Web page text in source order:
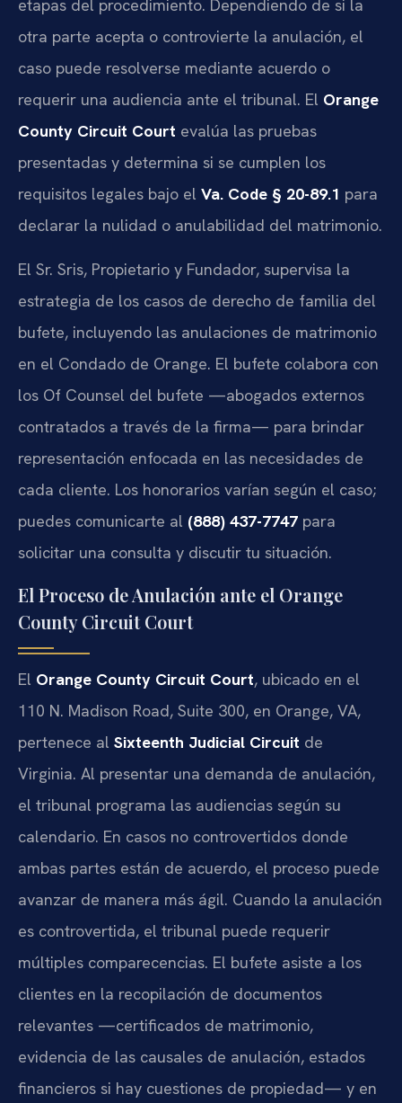
etapas del procedimiento. Dependiendo de si la
otra parte acepta o controvierte la anulación, el
caso puede resolverse mediante acuerdo o
requerir una audiencia ante el tribunal. El Orange
County Circuit Court evalúa las pruebas
presentadas y determina si se cumplen los
requisitos legales bajo el Va. Code § 20-89.1 para
declarar la nulidad o anulabilidad del matrimonio.
El Sr. Sris, Propietario y Fundador, supervisa la
estrategia de los casos de derecho de familia del
bufete, incluyendo las anulaciones de matrimonio
en el Condado de Orange. El bufete colabora con
los Of Counsel del bufete —abogados externos
contratados a través de la firma— para brindar
representación enfocada en las necesidades de
cada cliente. Los honorarios varían según el caso;
puedes comunicarte al (888) 437-7747 para
solicitar una consulta y discutir tu situación.
El Proceso de Anulación ante el Orange
County Circuit Court
El Orange County Circuit Court, ubicado en el
110 N. Madison Road, Suite 300, en Orange, VA,
pertenece al Sixteenth Judicial Circuit de
Virginia. Al presentar una demanda de anulación,
el tribunal programa las audiencias según su
calendario. En casos no controvertidos donde
ambas partes están de acuerdo, el proceso puede
avanzar de manera más ágil. Cuando la anulación
es controvertida, el tribunal puede requerir
múltiples comparecencias. El bufete asiste a los
clientes en la recopilación de documentos
relevantes —certificados de matrimonio,
evidencia de las causales de anulación, estados
financieros si hay cuestiones de propiedad— y en